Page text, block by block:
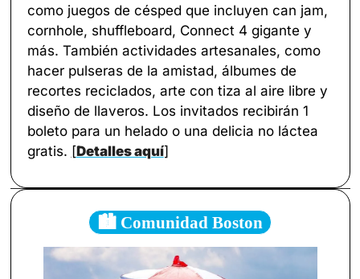
como juegos de césped que incluyen can jam,
cornhole, shuffleboard, Connect 4 gigante y
más. También actividades artesanales, como
hacer pulseras de la amistad, álbumes de
recortes reciclados, arte con tiza al aire libre y
diseño de llaveros. Los invitados recibirán 1
boleto para un helado o una delicia no láctea
gratis. [Detalles aquí]
🏙️ Comunidad Boston